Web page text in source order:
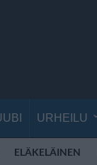
URHEILU
ELÄKELÄINEN